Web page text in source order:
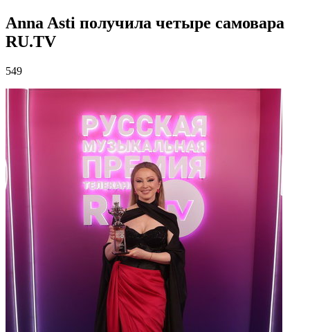
Anna Asti получила четыре самовара
RU.TV
549